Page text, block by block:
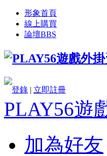
形象首頁
線上購買
論壇BBS
登錄 | 立即註冊
PLAY56遊
加為好友